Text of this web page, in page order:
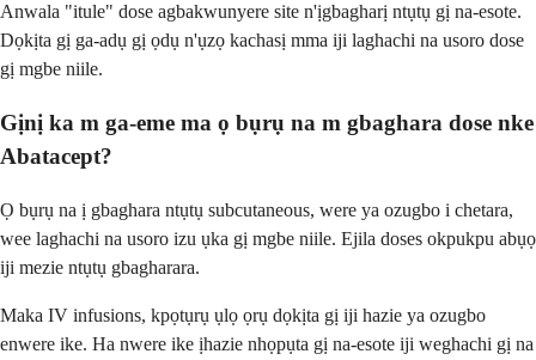
Anwala "itule" dose agbakwunyere site n'ịgbagharị ntụtụ gị na-esote.
Dọkịta gị ga-adụ gị ọdụ n'ụzọ kachasị mma iji laghachi na usoro dose
gị mgbe niile.
Gịnị ka m ga-eme ma ọ bụrụ na m gbaghara dose nke
Abatacept?
Ọ bụrụ na ị gbaghara ntụtụ subcutaneous, were ya ozugbo i chetara,
wee laghachi na usoro izu ụka gị mgbe niile. Ejila doses okpukpu abụọ
iji mezie ntụtụ gbagharara.
Maka IV infusions, kpọtụrụ ụlọ ọrụ dọkịta gị iji hazie ya ozugbo
enwere ike. Ha nwere ike ịhazie nhọpụta gị na-esote iji weghachi gị na